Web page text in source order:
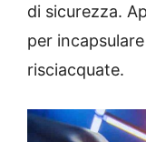
di sicurezza.
per
risciacquate.